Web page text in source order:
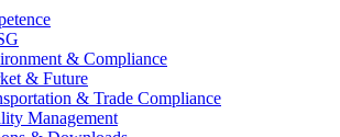
& Compliance
& Future
& Trade Compliance
Management